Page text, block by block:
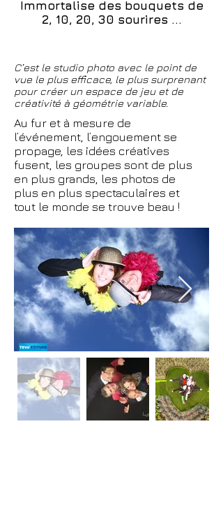
Immortalise des bouquets de
2, 10, 20, 30 sourires ...
C’est le studio photo avec le point de
vue le plus efficace, le plus surprenant
pour créer un espace de jeu et de
créativité à géométrie variable.
Au fur et à mesure de
l’événement, l’engouement se
propage, les idées créatives
fusent, les groupes sont de plus
en plus grands, les photos de
plus en plus spectaculaires et
tout le monde se trouve beau !